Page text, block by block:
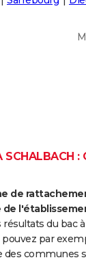
SCHALBACH :
de
résultats du bac
pouvez par
des communes